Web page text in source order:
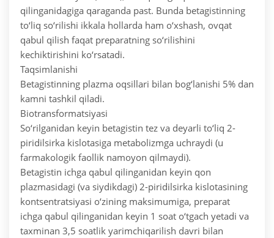
qilinganidagiga qaraganda past. Bunda betagistinning
to‘liq so‘rilishi ikkala hollarda ham o‘xshash, ovqat
qabul qilish faqat preparatning so‘rilishini
kechiktirishini ko‘rsatadi.
Taqsimlanishi
Betagistinning plazma oqsillari bilan bog‘lanishi 5% dan
kamni tashkil qiladi.
Biotransformatsiyasi
So‘rilganidan keyin betagistin tez va deyarli to‘liq 2-
piridilsirka kislotasiga metabolizmga uchraydi (u
farmakologik faollik namoyon qilmaydi).
Betagistin ichga qabul qilinganidan keyin qon
plazmasidagi (va siydikdagi) 2-piridilsirka kislotasining
kontsentratsiyasi o‘zining maksimumiga, preparat
ichga qabul qilinganidan keyin 1 soat o‘tgach yetadi va
taxminan 3,5 soatlik yarimchiqarilish davri bilan